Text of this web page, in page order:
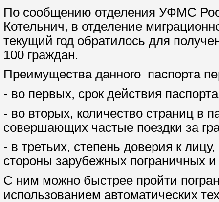
По сообщению отделения УФМС
Котельнич, в отделение
текущий год обратилось для
100 граждан.
Преимущества данного паспорта
- во первых, срок действия
- во вторых, количество страниц в
совершающих частые поездки за
- в третьих, степень доверия к
стороны зарубежных пограничных
С ним можно быстрее пройти
использованием автоматических